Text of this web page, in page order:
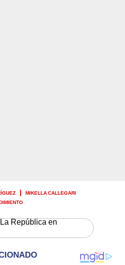
MIKELLA CALLEGARI
República en